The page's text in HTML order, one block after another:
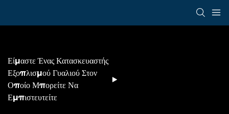
Είμαστε Ένας Κατασκευαστής
Εξοπλισμού Γυαλιού Στον
Οποίο Μπορείτε Να
Εμπιστευτείτε